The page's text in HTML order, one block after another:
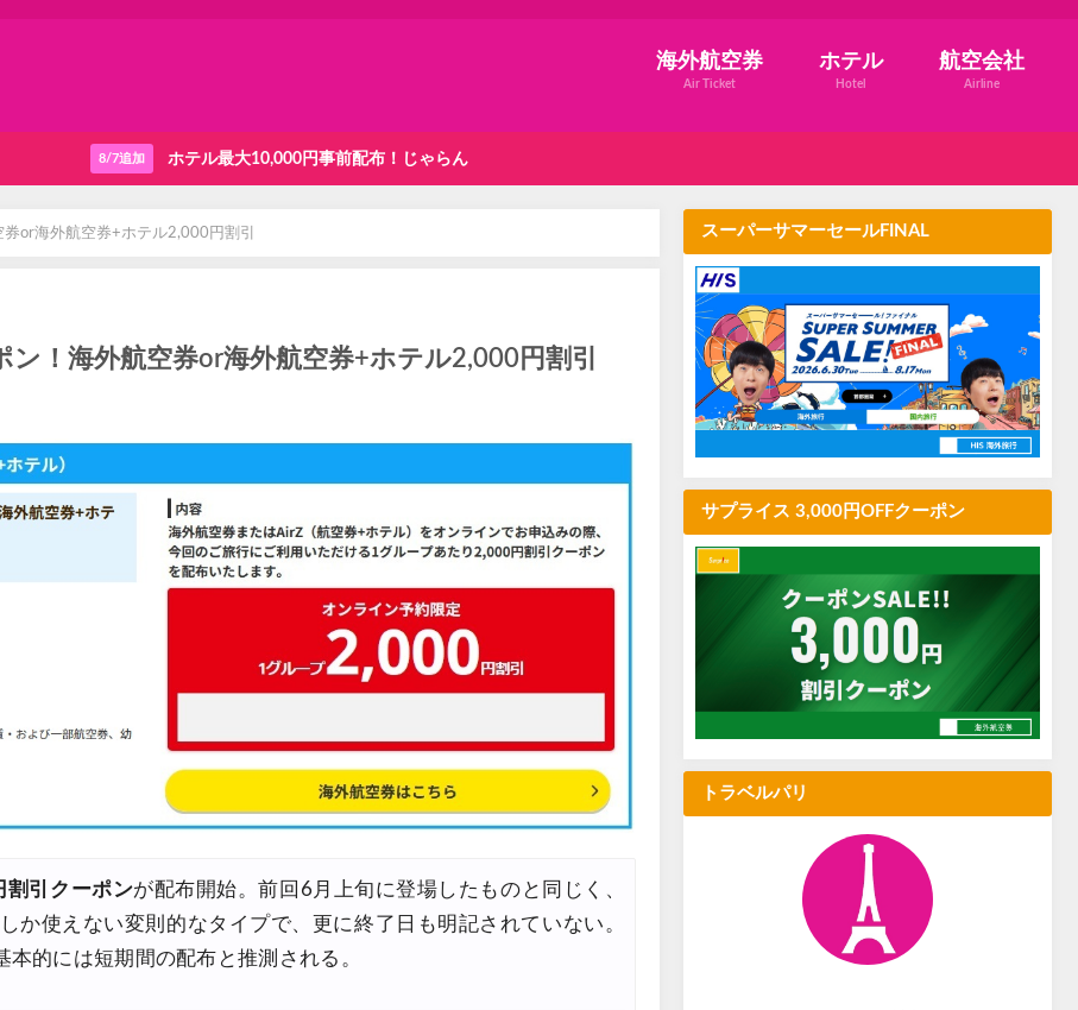
海外航空券
Air Ticket
ホテル
Hotel
航空会社
Airline
8/7追加 ホテル最大10,000円事前配布！じゃらん
or海外航空券+ホテル2,000円割引
！海外航空券or海外航空券+ホテル2,000円割引
割引クーポンが配布開始。前回6月上旬に登場したものと同じく、
か使えない変則的なタイプで、更に終了日も明記されていない。
的には短期間の配布と推測される。
スーパーサマーセールFINAL
サプライス 3,000円OFFクーポン
トラベルパリ